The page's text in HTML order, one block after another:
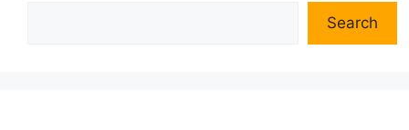
Search